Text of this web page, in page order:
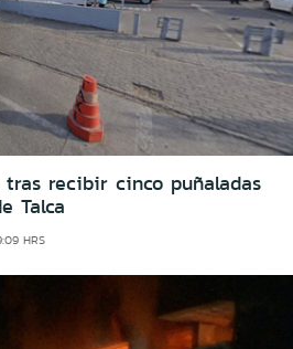
tras recibir cinco puñaladas
Talca
HRS